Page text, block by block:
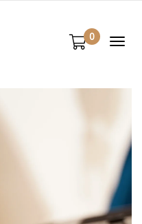
0